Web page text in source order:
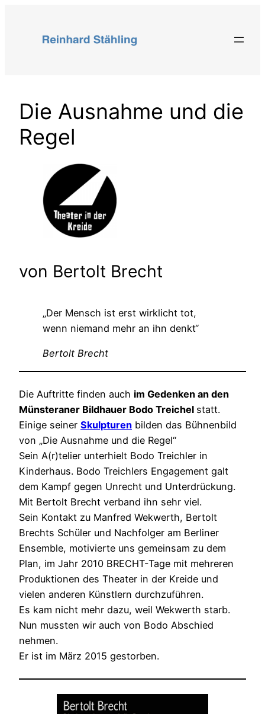
springen
Die Ausnahme und die
Regel
von Bertolt Brecht
„Der Mensch ist erst wirklicht tot,
wenn niemand mehr an ihn denkt“
Bertolt Brecht
Die Auftritte finden auch im Gedenken an den
Münsteraner Bildhauer Bodo Treichel statt.
Einige seiner Skulpturen bilden das Bühnenbild
von „Die Ausnahme und die Regel“
Sein A(r)telier unterhielt Bodo Treichler in
Kinderhaus. Bodo Treichlers Engagement galt
dem Kampf gegen Unrecht und Unterdrückung.
Mit Bertolt Brecht verband ihn sehr viel.
Sein Kontakt zu Manfred Wekwerth, Bertolt
Brechts Schüler und Nachfolger am Berliner
Ensemble, motivierte uns gemeinsam zu dem
Plan, im Jahr 2010 BRECHT-Tage mit mehreren
Produktionen des Theater in der Kreide und
vielen anderen Künstlern durchzuführen.
Es kam nicht mehr dazu, weil Wekwerth starb.
Nun mussten wir auch von Bodo Abschied
nehmen.
Er ist im März 2015 gestorben.